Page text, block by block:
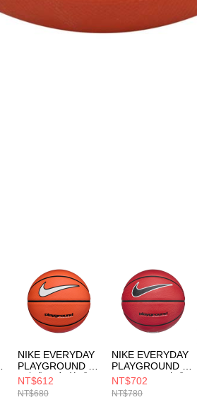
NIKE EVERYDAY
PLAYGROUND 8P
7號球 男女 籃球
N100449881607
NT$612
NT$680
NIKE EVERYDAY
PLAYGROUND 8P
GRAPHIC 7號球
男女 籃球
N100437165107
NT$702
NT$780